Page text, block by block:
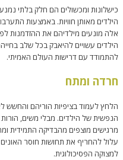
כישלונות ומכשולים הם חלק בלתי
הילדים מאותן חוויות. באמצעות
אלה מונעים מילדיהם את ההזדמנות
הילדים עשויים להיאבק בכל שלב
להתמודד עם דרישות העולם האמיתי.
חרדה ומתח
הלחץ לעמוד בציפיות הוריהם והחשש
הנפשית של הילדים. מבלי משים,
מרגישים מוצפים מהבדיקה התמידית
עלול להחריף את תחושות חוסר
למצוקה הפסיכולוגית.